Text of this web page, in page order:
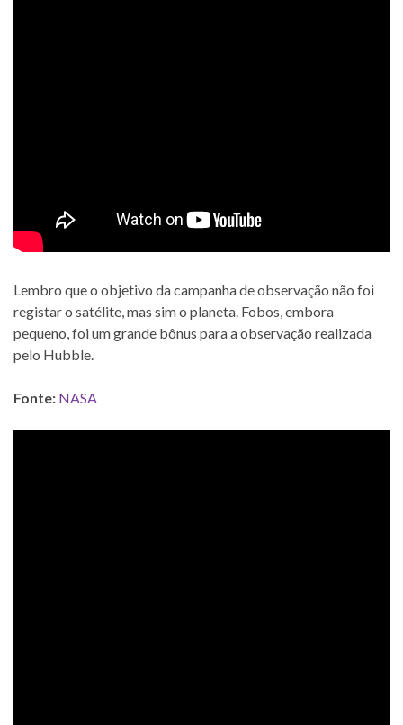
Lembro que o objetivo da campanha de observação não foi
registar o satélite, mas sim o planeta. Fobos, embora
pequeno, foi um grande bônus para a observação realizada
pelo Hubble.
Fonte: NASA